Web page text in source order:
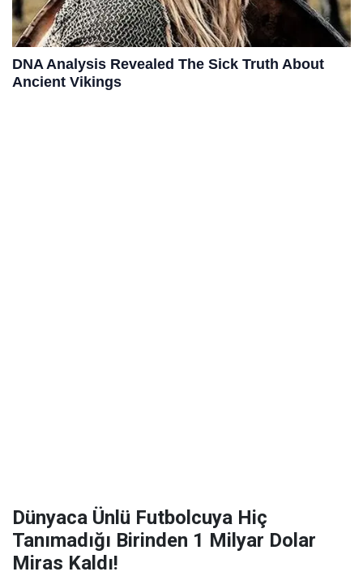
Dünyaca Ünlü Futbolcuya Hiç
Tanımadığı Birinden 1 Milyar Dolar
Miras Kaldı!